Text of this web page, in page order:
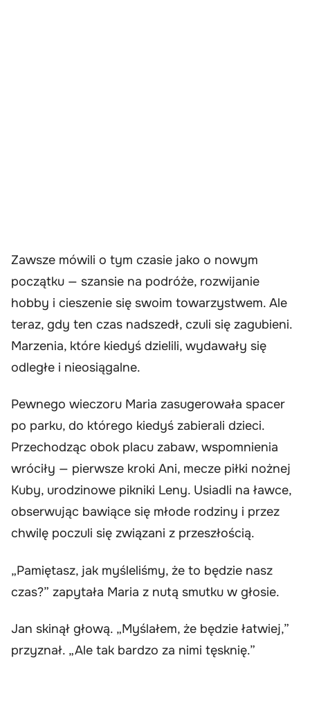
Zawsze mówili o tym czasie jako o nowym
początku — szansie na podróże, rozwijanie
hobby i cieszenie się swoim towarzystwem. Ale
teraz, gdy ten czas nadszedł, czuli się zagubieni.
Marzenia, które kiedyś dzielili, wydawały się
odległe i nieosiągalne.
Pewnego wieczoru Maria zasugerowała spacer
po parku, do którego kiedyś zabierali dzieci.
Przechodząc obok placu zabaw, wspomnienia
wróciły — pierwsze kroki Ani, mecze piłki nożnej
Kuby, urodzinowe pikniki Leny. Usiadli na ławce,
obserwując bawiące się młode rodziny i przez
chwilę poczuli się związani z przeszłością.
„Pamiętasz, jak myśleliśmy, że to będzie nasz
czas?” zapytała Maria z nutą smutku w głosie.
Jan skinął głową. „Myślałem, że będzie łatwiej,”
przyznał. „Ale tak bardzo za nimi tęsknię.”